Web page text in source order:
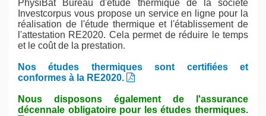
PhysiBât Bureau d'étude thermique de la société
Investcorpus vous propose un service en ligne pour la
réalisation de l'étude thermique et l'établissement de
l'attestation RE2020. Cela permet de réduire le temps
et le coût de la prestation.
Nos études thermiques sont certifiées et
conformes à la RE2020.
Nous disposons également de l'assurance
décennale obligatoire pour les études thermiques.